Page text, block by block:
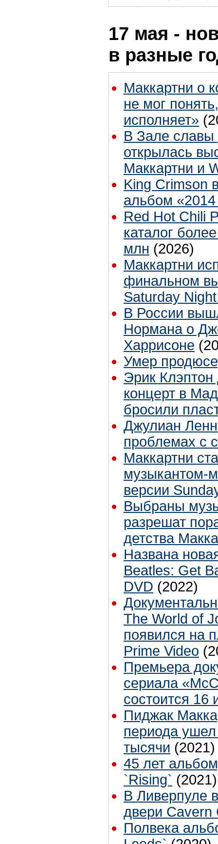
17 мая -
в разные
Маккартни о
не мог
исполняет»
В Зале славы
открылась
Маккартни и
King Crimson
альбом
Red Hot Chili
каталог
млн (2026)
Маккартни
финальном
Saturday
В России
Нормана о
Харрисоне
Умер
Эрик
концерт в
бросили
Джулиан
проблемах с
Маккартни
музыкантом-
версии
Выбраны
разрешат
детства
Названа
Beatles: Get
DVD (2022)
The World of
появился на
Prime Video
Премьера
сериала
состоится 16
Пиджак
периода
тысячи (2021)
45 лет
`Rising` (2021)
В Ливерпуле
двери Cavern
Полвека